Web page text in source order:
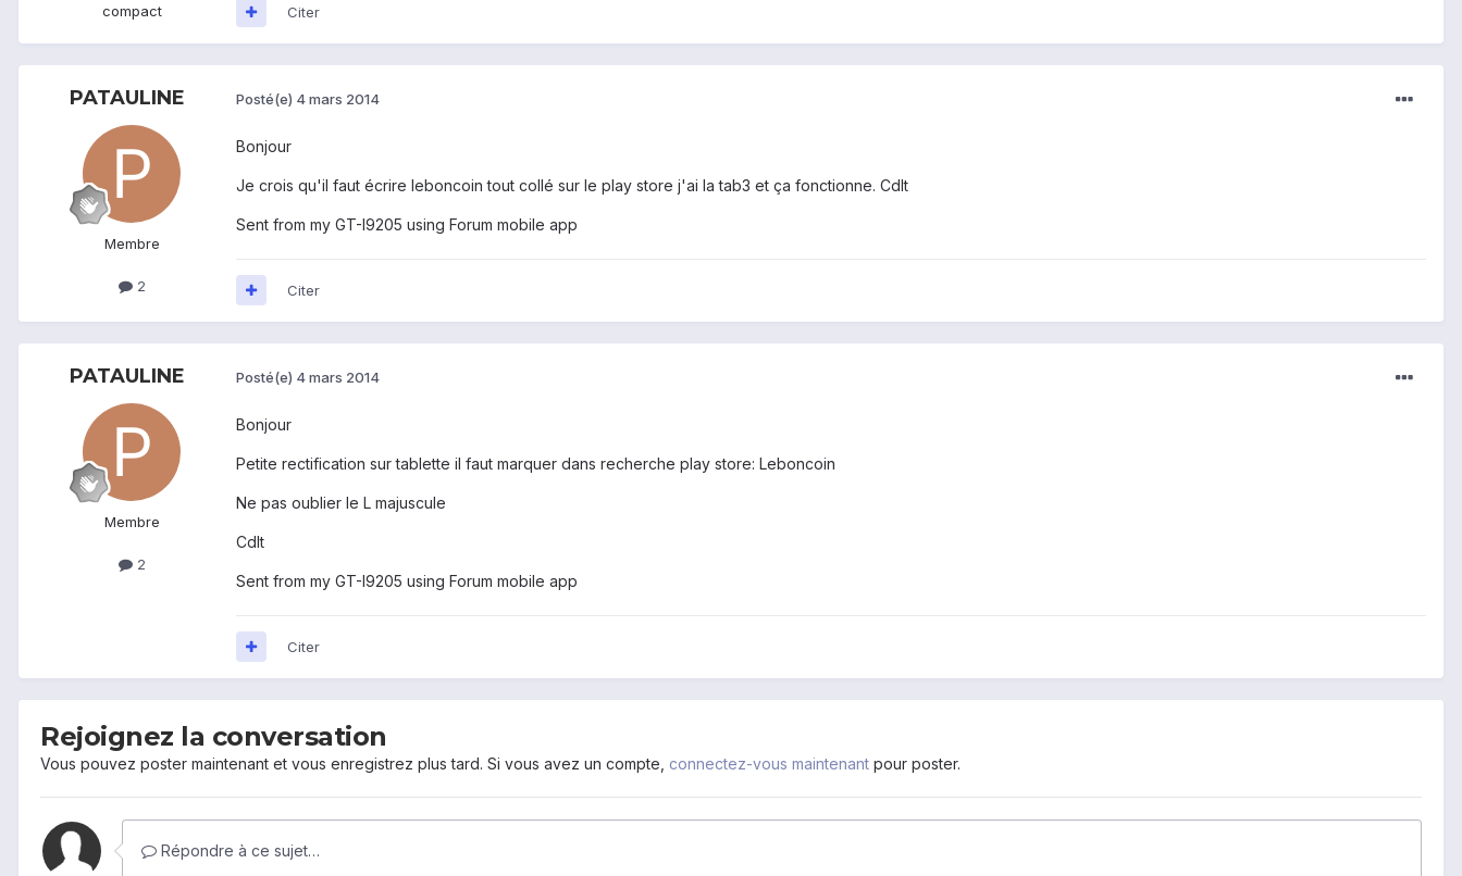
compact
Citer
PATAULINE
Membre
2
Posté(e) 4 mars 2014
Bonjour
Je crois qu'il faut écrire leboncoin tout collé sur le play store j'ai la tab3 et ça fonctionne. Cdlt
Sent from my GT-I9205 using Forum mobile app
Citer
PATAULINE
Membre
2
Posté(e) 4 mars 2014
Bonjour
Petite rectification sur tablette il faut marquer dans recherche play store: Leboncoin
Ne pas oublier le L majuscule
Cdlt
Sent from my GT-I9205 using Forum mobile app
Citer
Rejoignez la conversation
Vous pouvez poster maintenant et vous enregistrez plus tard. Si vous avez un compte, connectez-vous maintenant pour poster.
Répondre à ce sujet…